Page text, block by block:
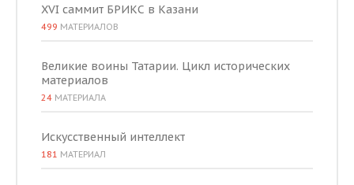
XVI саммит БРИКС в Казани
499 МАТЕРИАЛОВ
Великие воины Татарии. Цикл исторических
материалов
24 МАТЕРИАЛА
Искусственный интеллект
181 МАТЕРИАЛ